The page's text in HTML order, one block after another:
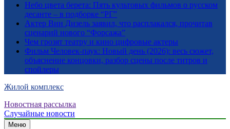
Небо цвета берета: Пять культовых фильмов о русском
десанте – в подборке “РГ”
Актер Вин Дизель заявил, что расплакался, прочитав
сценарий нового “Форсажа”
Чем грозят театру и кино цифровые актеры
Фильм Человек-паук: Новый день (2026): весь сюжет,
объяснение концовки, разбор сцены после титров и
спойлеры
Жилой комплекс
Новостная рассылка
Случайные новости
Меню